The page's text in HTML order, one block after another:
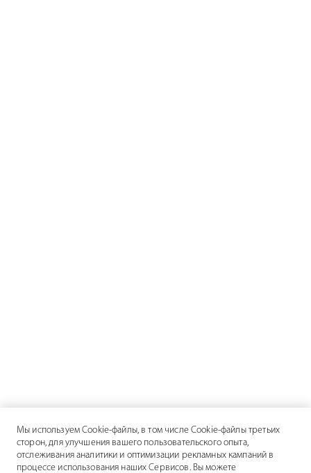
Мы используем Cookie-файлы, в том числе Cookie-файлы третьих
сторон, для улучшения вашего пользовательского опыта,
отслеживания аналитики и оптимизации рекламных кампаний в
процессе использования наших Сервисов. Вы можете